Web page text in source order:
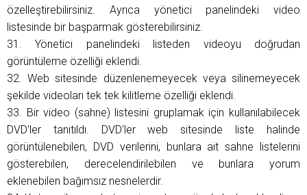
özelleştirebilirsiniz. Ayrıca yönetici panelindeki video
listesinde bir başparmak gösterebilirsiniz.
31. Yönetici panelindeki listeden videoyu doğrudan
görüntüleme özelliği eklendi.
32. Web sitesinde düzenlenemeyecek veya silinemeyecek
şekilde videoları tek tek kilitleme özelliği eklendi.
33. Bir video (sahne) listesini gruplamak için kullanılabilecek
DVD'ler tanıtıldı. DVD'ler web sitesinde liste halinde
görüntülenebilen, DVD verilerini, bunlara ait sahne listelerini
gösterebilen, derecelendirilebilen ve bunlara yorum
eklenebilen bağımsız nesnelerdir.